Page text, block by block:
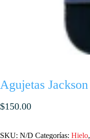
Agujetas Jackson
$150.00
SKU: N/D Categorías: Hielo,